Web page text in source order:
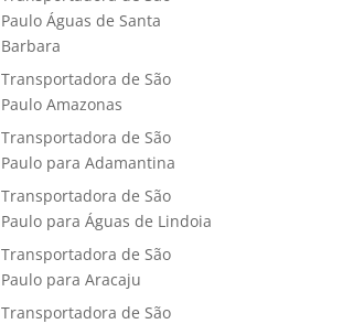
Paulo Águas de Santa
Barbara
Transportadora de São
Paulo Amazonas
Transportadora de São
Paulo para Adamantina
Transportadora de São
Paulo para Águas de Lindoia
Transportadora de São
Paulo para Aracaju
Transportadora de São